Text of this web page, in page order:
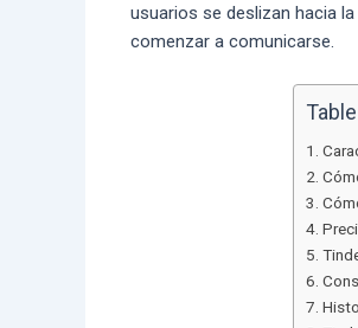
usuarios se deslizan hacia
comenzar a comunicarse.